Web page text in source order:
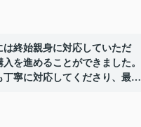
は終始親身に対応していただ
を進めることができました。
丁寧に対応してくださり、最後